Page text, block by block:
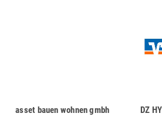
asset bauen wohnen gmbh DZ